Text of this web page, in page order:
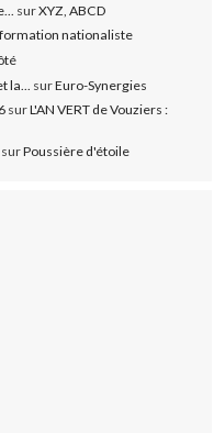
surXYZ, ABCD
nationaliste
surEuro-Synergies
surL'AN VERT de Vouziers :
surPoussière d'étoile